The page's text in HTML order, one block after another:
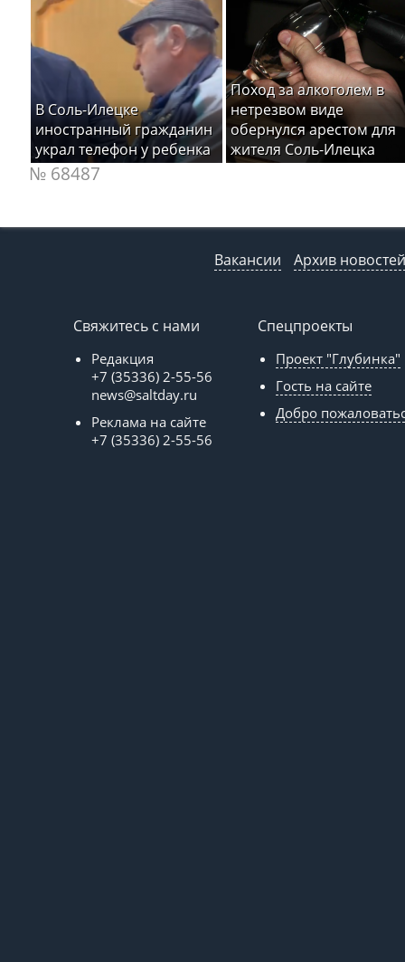
В Соль-Илецке
иностранный гражданин
украл телефон у ребенка
Поход за алкоголем в
нетрезвом виде
обернулся арестом для
жителя Соль-Илецка
№ 68487
Вакансии Архив новостей
Свяжитесь с нами
Редакция
+7 (35336) 2-55-56
news@saltday.ru
Реклама на сайте
+7 (35336) 2-55-56
Спецпроекты
Проект "Глубинка"
Гость на сайте
Добро